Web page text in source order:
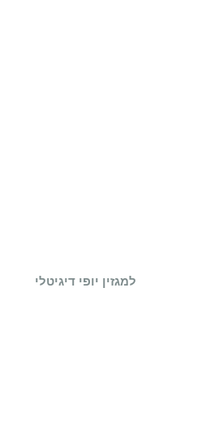
למגזין יופי דיגיטלי